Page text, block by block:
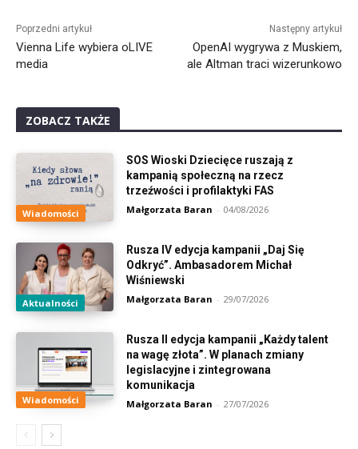
Poprzedni artykuł
Vienna Life wybiera oLIVE
media
Następny artykuł
OpenAI wygrywa z Muskiem,
ale Altman traci wizerunkowo
ZOBACZ TAKŻE
Wiadomości
SOS Wioski Dziecięce ruszają z
kampanią społeczną na rzecz
trzeźwości i profilaktyki FAS
Małgorzata Baran - 04/08/2026
Aktualności
Rusza IV edycja kampanii „Daj Się
Odkryć”. Ambasadorem Michał
Wiśniewski
Małgorzata Baran - 29/07/2026
Wiadomości
Rusza II edycja kampanii „Każdy talent
na wagę złota”. W planach zmiany
legislacyjne i zintegrowana
komunikacja
Małgorzata Baran - 27/07/2026